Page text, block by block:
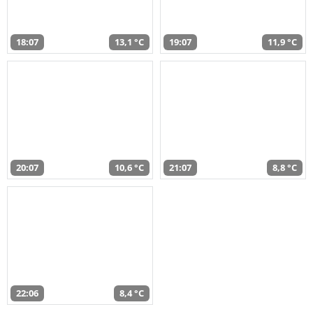
18:07 13,1 °C 19:07 11,9 °C
20:07 10,6 °C 21:07 8,8 °C
22:06 8,4 °C